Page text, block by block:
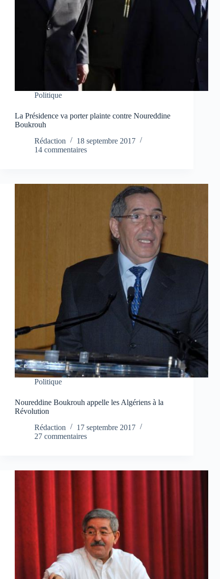
Politique
La Présidence va porter plainte contre Noureddine
Boukrouh
Rédaction
18 septembre 2017
14 commentaires
Politique
Noureddine Boukrouh appelle les Algériens à la
Révolution
Rédaction
17 septembre 2017
27 commentaires